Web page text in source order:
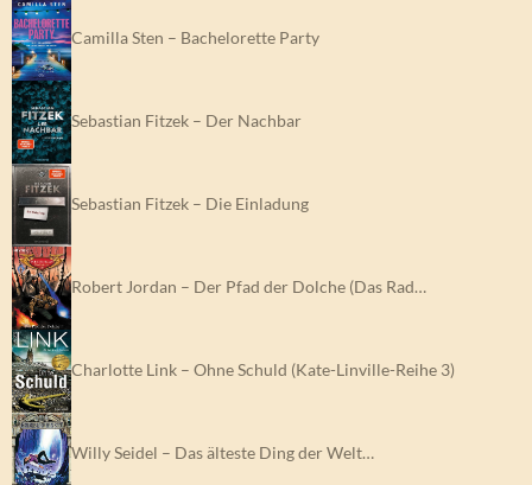
Camilla Sten – Bachelorette Party
Sebastian Fitzek – Der Nachbar
Sebastian Fitzek – Die Einladung
Robert Jordan – Der Pfad der Dolche (Das Rad…
Charlotte Link – Ohne Schuld (Kate-Linville-Reihe 3)
Willy Seidel – Das älteste Ding der Welt…